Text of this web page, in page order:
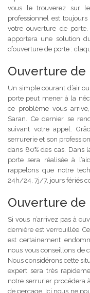
vous le trouverez sur
professionnel est
votre ouverture de
apportera une solution
d’ouverture de porte :
Ouverture
Un simple courant d’air
porte peut mener à la
ce problème vous
Saran. Ce dernier se
suivant votre appel.
serrurerie et son
dans 80% des cas. Dans
porte sera réalisée à
rappelons que notre
24h/24, 7j/7, jours fériés
Ouverture
Si vous n’arrivez pas à
dernière est verrouillée.
est certainement
nous vous conseillons de
Nous considérons cette
expert sera très
notre serrurier procédera
de perçage. Ici nous ne